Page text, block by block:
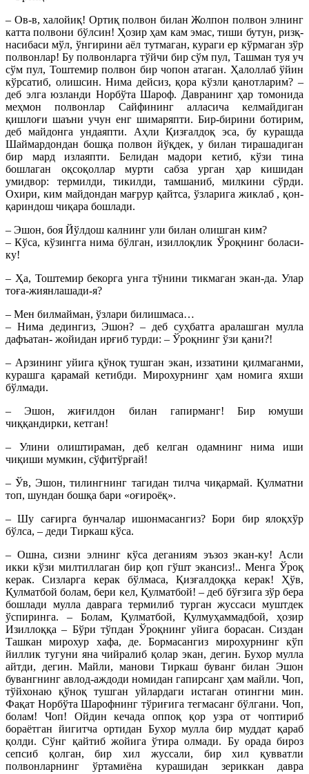
– Ов-в, халойиқ! Ортиқ полвон билан Жолпон полвон элнинг
катта полвони бўлсин! Ҳозир ҳам кам эмас, тиши бутун, ризқ-
насибаси мўл, ўнгирини аёл тутмаган, кураги ер кўрмаган зўр
полвонлар! Бу полвонларга тўйчи бир сўм пул, Ташман туя уч
сўм пул, Тоштемир полвон бир чопон атаган. Ҳалоллаб ўйин
кўрсатиб, олишсин. Нима дейсиз, қора кўзли қанотларим? –
деб элга юзланди Норбўта Шароф. Давранинг ҳар томонида
меҳмон полвонлар Сайфининг алласича келмайдиган
қишлоғи шаъни учун енг шимаряпти. Бир-бирини ботирим,
деб майдонга ундаяпти. Аҳли Қизғалдоқ эса, бу курашда
Шаймардондан бошқа полвон йўқдек, у билан тирашадиган
бир мард излаяпти. Белидан мадори кетиб, кўзи тина
бошлаган оқсоқоллар мурти сабза урган ҳар кишидан
умидвор: термилди, тикилди, тамшаниб, милкини сўрди.
Охири, ким майдондан мағрур қайтса, ўзларига жиклаб , қон-
қариндош чиқара бошлади.
– Эшон, боя Йўлдош калнинг ули билан олишган ким?
– Кўса, кўзингга нима бўлган, изиллоқлик Ўроқнинг боласи-
ку!
– Ҳа, Тоштемир бекорга унга тўнини тикмаган экан-да. Улар
тоға-жиянлашади-я?
– Мен билмайман, ўзлари билишмаса…
– Нима дедингиз, Эшон? – деб суҳбатга аралашган мулла
дафъатан- жойидан ирғиб турди: – Ўроқнинг ўзи қани?!
– Арзининг уйига қўноқ тушган экан, иззатини қилмаганми,
курашга қарамай кетибди. Мирохурнинг ҳам номига яхши
бўлмади.
– Эшон, жиғилдон билан гапирманг! Бир юмуши
чиққандирки, кетган!
– Улини олиштираман, деб келган одамнинг нима иши
чиқиши мумкин, сўфитўрғай!
– Ўв, Эшон, тилингнинг тагидан тилча чиқармай. Қулматни
топ, шундан бошқа бари «оғироёқ».
– Шу сағирга бунчалар ишонмасангиз? Бори бир ялоқхўр
бўлса, – деди Тиркаш кўса.
– Ошна, сизни элнинг кўса деганиям эъзоз экан-ку! Асли
икки кўзи милтиллаган бир қоп гўшт экансиз!.. Менга Ўроқ
керак. Сизларга керак бўлмаса, Қизғалдоққа керак! Ҳўв,
Қулматбой болам, бери кел, Қулматбой! – деб бўғзига зўр бера
бошлади мулла даврага термилиб турган жуссаси муштдек
ўспиринга. – Болам, Қулматбой, Қулмуҳаммадбой, ҳозир
Изиллоққа – Бўри тўпдан Ўроқнинг уйига борасан. Сиздан
Ташкан мирохур хафа, де. Бормасангиз мирохурнинг кўп
йиллик тугуни яна чийралиб қолар экан, дегин. Бухор мулла
айтди, дегин. Майли, манови Тиркаш буванг билан Эшон
бувангнинг авлод-аждоди номидан гапирсанг ҳам майли. Чоп,
тўйхонаю қўноқ тушган уйлардаги истаган отингни мин.
Фақат Норбўта Шарофнинг тўриғига тегмасанг бўлгани. Чоп,
болам! Чоп! Ойдин кечада оппоқ қор узра от чоптириб
бораётган йигитча ортидан Бухор мулла бир муддат қараб
қолди. Сўнг қайтиб жойига ўтира олмади. Бу орада бироз
сепсиб қолган, бир хил жуссали, бир хил қувватли
полвонларнинг ўртамиёна курашидан зериккан давра